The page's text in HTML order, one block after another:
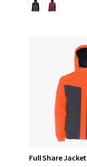
Full Share Jacket